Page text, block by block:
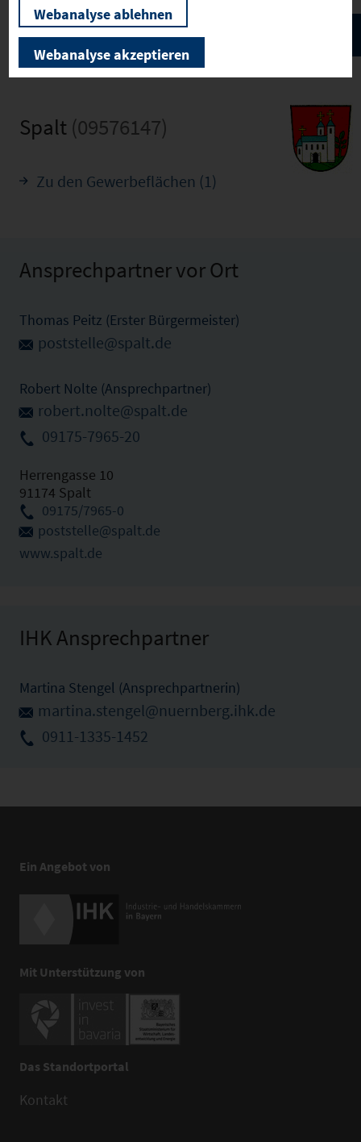
Spalt (09576147)
Zu den Gewerbeflächen (1)
Ansprechpartner vor Ort
Thomas Peitz (Erster Bürgermeister)
poststelle@spalt.de
Robert Nolte (Ansprechpartner)
robert.nolte@spalt.de
09175-7965-20
Herrengasse 10
91174 Spalt
09175/7965-0
poststelle@spalt.de
www.spalt.de
IHK Ansprechpartner
Martina Stengel (Ansprechpartnerin)
martina.stengel@nuernberg.ihk.de
0911-1335-1452
Ein Angebot von
Mit Unterstützung von
Das Standortportal
Kontakt
Webanalyse ablehnen
Webanalyse akzeptieren